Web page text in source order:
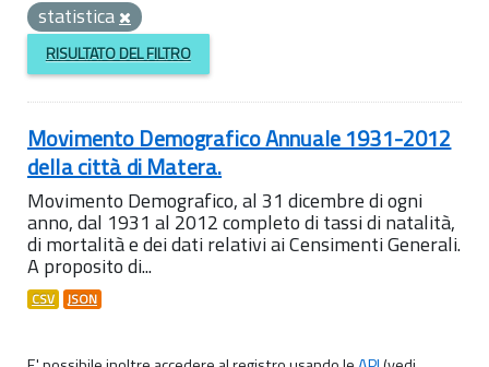
statistica
RISULTATO DEL FILTRO
Movimento Demografico Annuale 1931-2012
della città di Matera.
Movimento Demografico, al 31 dicembre di ogni
anno, dal 1931 al 2012 completo di tassi di natalità,
di mortalità e dei dati relativi ai Censimenti Generali.
A proposito di...
CSV JSON